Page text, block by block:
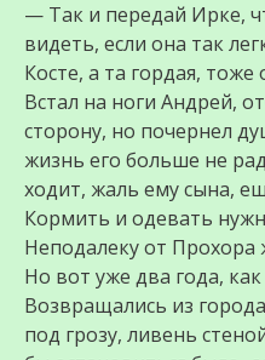
— Так и передай Ирке,
видеть, если она так
Косте, а та гордая, тоже
Встал на ноги Андрей,
сторону, но почернел
жизнь его больше не
ходит, жаль ему сына,
Кормить и одевать
Неподалеку от
Но вот уже два года,
Возвращались из
под грозу, ливень